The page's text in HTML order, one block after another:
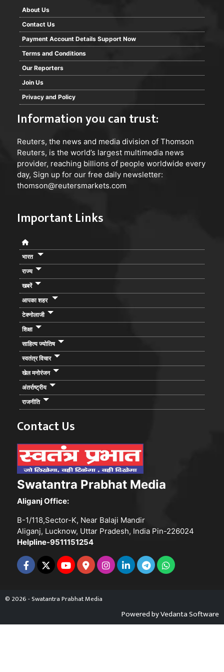
About Us
Contact Us
Payment Account Details Support Now
Terms and Conditions
Our Reporters
Join Us
Privacy and Policy
Information you can trust:
Reuters, the news and media division of Thomson
Reuters, is the world’s largest multimedia news
provider, reaching billions of people worldwide every
day, Sign up for our free daily newsletter:
thomson@reutersmarkets.com
Important Links
भारत
राज्य
खबरें
आपका शहर
टेक्नोलाजी
शिक्षा
साहित्य ज्योतिष
स्वतंत्र विचार
खेल मनोरंजन
अंतर्राष्ट्रीय
राजनीति
Contact Us
Swatantra Prabhat Media
Aliganj Office:
B-1/118,Sector-K, Near Balaji Mandir
Aliganj, Lucknow, Uttar Pradesh, India Pin-226024
Helpline-9511151254
© 2026 - Swatantra Prabhat Media
Powered byVedanta Software